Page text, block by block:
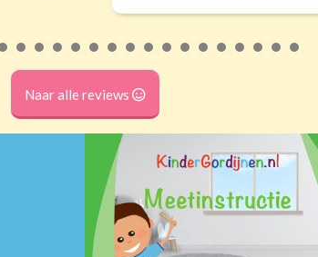
Naar alle reviews